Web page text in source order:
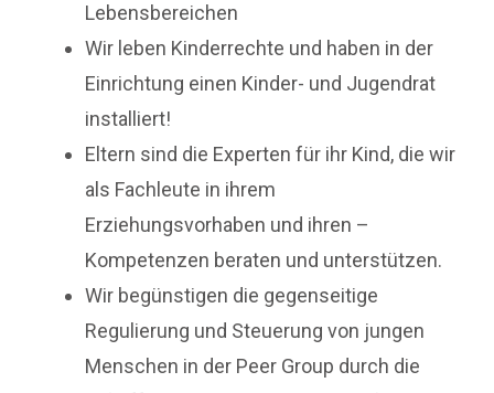
Lebensbereichen
Wir leben Kinderrechte und haben in der
Einrichtung einen Kinder- und Jugendrat
installiert!
Eltern sind die Experten für ihr Kind, die wir
als Fachleute in ihrem
Erziehungsvorhaben und ihren –
Kompetenzen beraten und unterstützen.
Wir begünstigen die gegenseitige
Regulierung und Steuerung von jungen
Menschen in der Peer Group durch die